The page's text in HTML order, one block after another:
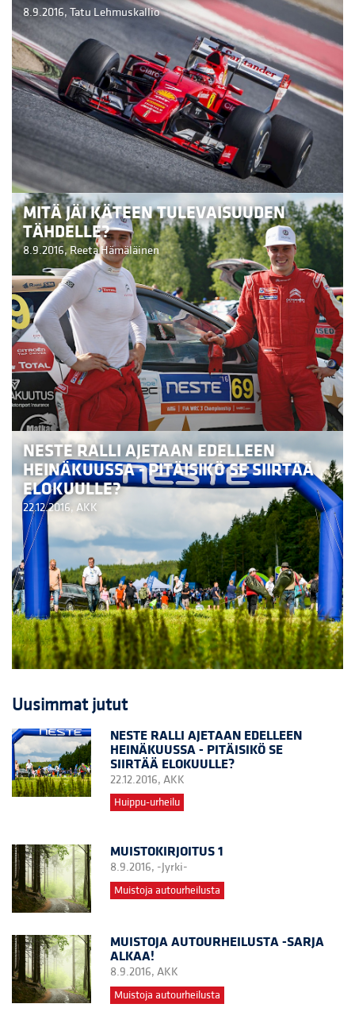
8.9.2016, Tatu Lehmuskallio
MITÄ JÄI KÄTEEN TULEVAISUUDEN
TÄHDELLE?
8.9.2016,Reeta Hämäläinen
NESTE RALLI AJETAAN EDELLEEN
HEINÄKUUSSA - PITÄISIKÖ SE SIIRTÄÄ
ELOKUULLE?
22.12.2016, AKK
Uusimmat jutut
NESTE RALLI AJETAAN EDELLEEN
HEINÄKUUSSA - PITÄISIKÖ SE
SIIRTÄÄ ELOKUULLE?
22.12.2016, AKK
Huippu-urheilu
MUISTOKIRJOITUS 1
8.9.2016, -Jyrki-
Muistoja autourheilusta
MUISTOJA AUTOURHEILUSTA -SARJA
ALKAA!
8.9.2016, AKK
Muistoja autourheilusta